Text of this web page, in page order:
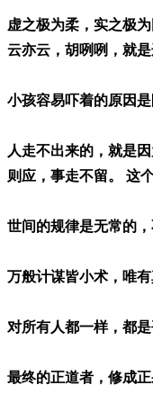
虚之极为柔，实之极
云亦云，胡咧咧，就
小孩容易吓着的原因
人走不出来的，就是
则应，事走不留。 这
世间的规律是无常的，
万般计谋皆小术，唯有
对所有人都一样，都
最终的正道者，修成